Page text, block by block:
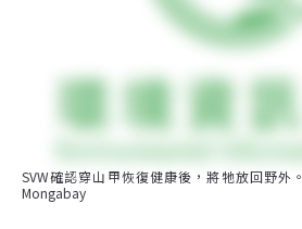
SVW確認穿山甲恢復健康後，將牠放回野外
Mongabay